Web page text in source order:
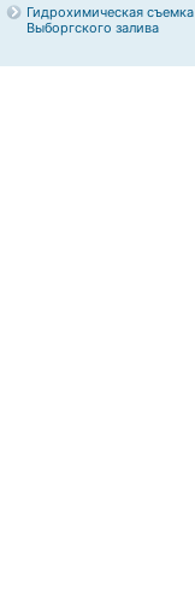
Гидрохимическая съемка
Выборгского залива